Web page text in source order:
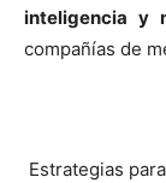
inteligencia y
compañías de
Estrategias